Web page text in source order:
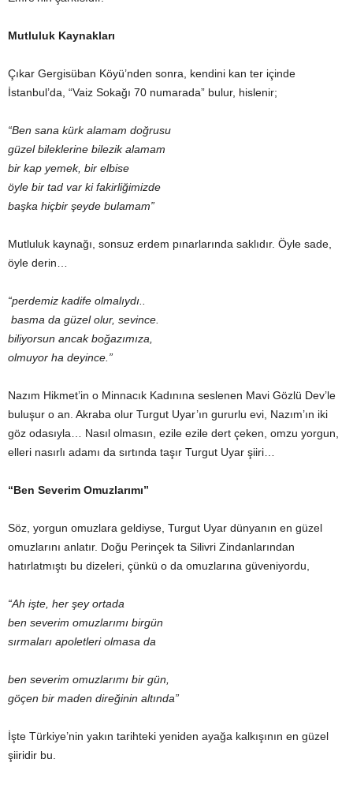
Mutluluk Kaynakları
Çıkar Gergisüban Köyü’nden sonra, kendini kan ter içinde
İstanbul’da, “Vaiz Sokağı 70 numarada” bulur, hislenir;
“Ben sana kürk alamam doğrusu
güzel bileklerine bilezik alamam
bir kap yemek, bir elbise
öyle bir tad var ki fakirliğimizde
başka hiçbir şeyde bulamam”
Mutluluk kaynağı, sonsuz erdem pınarlarında saklıdır. Öyle sade,
öyle derin…
“perdemiz kadife olmalıydı..
basma da güzel olur, sevince.
biliyorsun ancak boğazımıza,
olmuyor ha deyince.”
Nazım Hikmet’in o Minnacık Kadınına seslenen Mavi Gözlü Dev’le
buluşur o an. Akraba olur Turgut Uyar’ın gururlu evi, Nazım’ın iki
göz odasıyla… Nasıl olmasın, ezile ezile dert çeken, omzu yorgun,
elleri nasırlı adamı da sırtında taşır Turgut Uyar şiiri…
“Ben Severim Omuzlarımı”
Söz, yorgun omuzlara geldiyse, Turgut Uyar dünyanın en güzel
omuzlarını anlatır. Doğu Perinçek ta Silivri Zindanlarından
hatırlatmıştı bu dizeleri, çünkü o da omuzlarına güveniyordu,
“Ah işte, her şey ortada
ben severim omuzlarımı birgün
sırmaları apoletleri olmasa da
ben severim omuzlarımı bir gün,
göçen bir maden direğinin altında”
İşte Türkiye’nin yakın tarihteki yeniden ayağa kalkışının en güzel
şiiridir bu.